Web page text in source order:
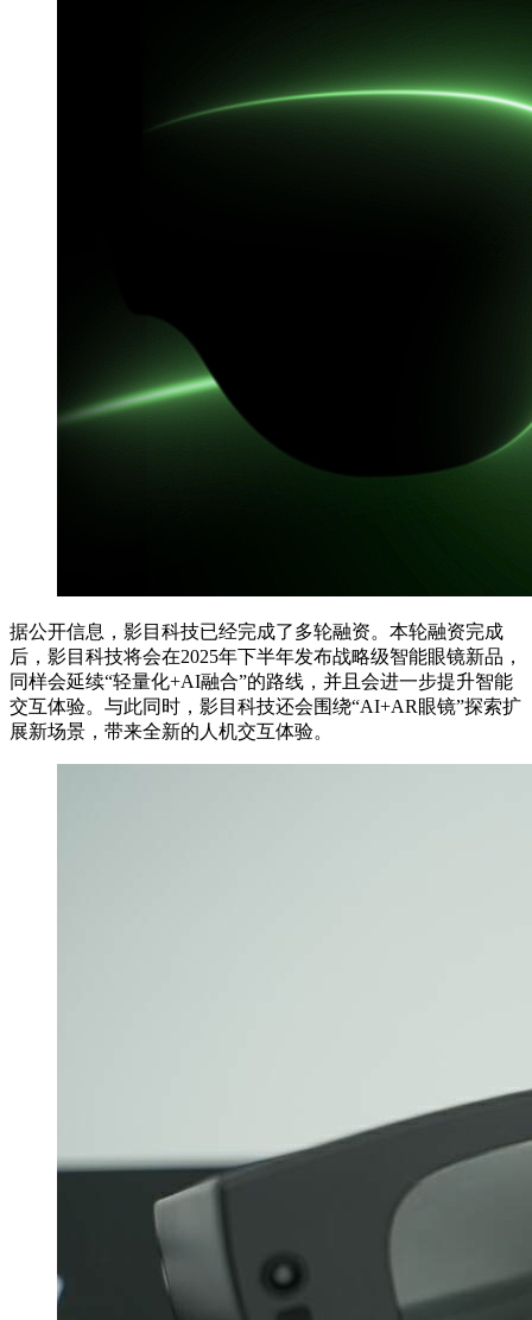
据公开信息，影目科技已经完成了多轮融资。本轮融资完成
后，影目科技将会在2025年下半年发布战略级智能眼镜新品，
同样会延续“轻量化+AI融合”的路线，并且会进一步提升智能
交互体验。与此同时，影目科技还会围绕“AI+AR眼镜”探索扩
展新场景，带来全新的人机交互体验。